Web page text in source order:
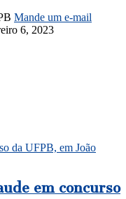
Mande um e-mail
6, 2023
da UFPB, em João
em concurso